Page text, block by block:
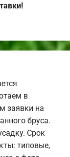
в
заявки на
бруса.
Срок
типовые,